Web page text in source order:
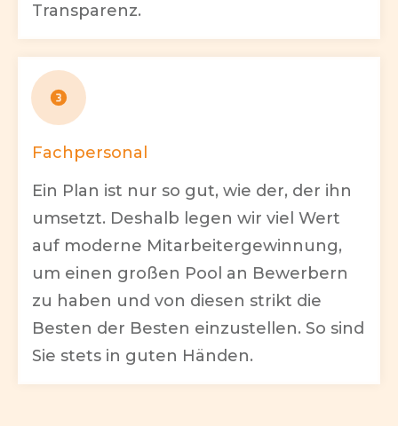
Transparenz.
Fachpersonal
Ein Plan ist nur so gut, wie der, der ihn
umsetzt. Deshalb legen wir viel Wert
auf moderne Mitarbeitergewinnung,
um einen großen Pool an Bewerbern
zu haben und von diesen strikt die
Besten der Besten einzustellen. So sind
Sie stets in guten Händen.